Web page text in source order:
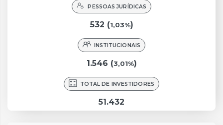
PESSOAS JURÍDICAS
532 (1,03%)
INSTITUCIONAIS
1.546 (3,01%)
TOTAL DE INVESTIDORES
51.432